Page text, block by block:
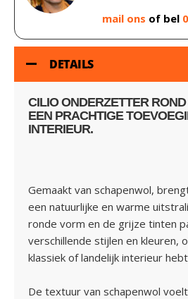
mail ons of bel
DETAILS
CILIO ONDERZETTER
EEN PRACHTIGE
INTERIEUR.
Gemaakt van schapenwol,
een natuurlijke en warme
ronde vorm en de grijze tinten
verschillende stijlen en kleuren,
klassiek of landelijk interieur
De textuur van schapenwol